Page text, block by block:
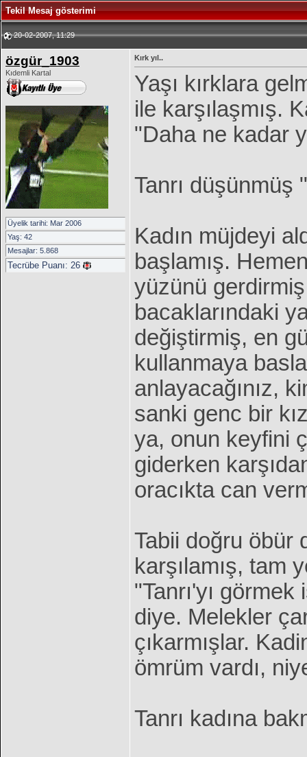
Tekil Mesaj gösterimi
20-02-2007, 11:29
özgür_1903
Kıdemli Kartal
Üyelik tarihi: Mar 2006
Yaş: 42
Mesajlar: 5.868
Tecrübe Puanı: 26
Kırk yıl..
Yaşı kırklara
ile karşılaşmış.
"Daha ne kadar
Tanrı düşünmüş
Kadın müjdeyi
başlamış.
yüzünü
bacaklarındaki
değiştirmiş, en
kullanmaya
anlayacağınız,
sanki genc bir
ya, onun keyfini
giderken
oracıkta can
Tabii doğru öbür
karşılamış, tam
"Tanrı'yı
diye. Melekler
çıkarmışlar.
ömrüm vardı,
Tanrı kadına